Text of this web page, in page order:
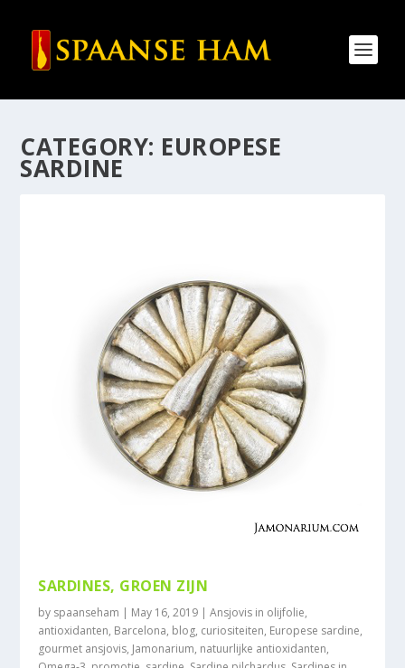
CATEGORY: EUROPESE
SARDINE
SARDINES, GROEN ZIJN
by spaanseham | May 16, 2019 |Ansjovis in olijfolie,
antioxidanten, Barcelona, blog, curiositeiten, Europese sardine,
gourmet ansjovis, Jamonarium, natuurlijke antioxidanten,